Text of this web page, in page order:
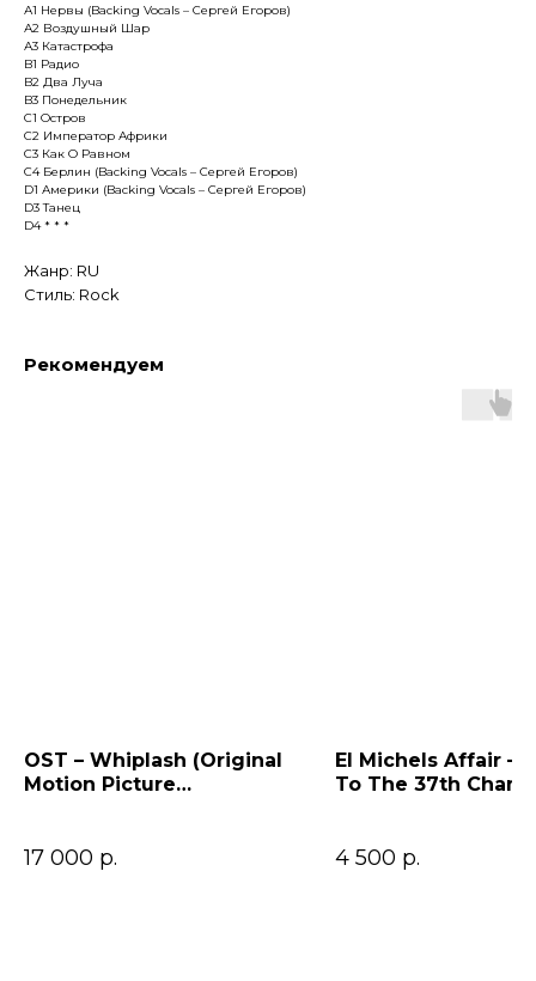
А1 Нервы (Backing Vocals – Сергей Егоров)
А2 Воздушный Шар
А3 Катастрофа
B1 Радио
B2 Два Луча
B3 Понедельник
C1 Остров
C2 Император Африки
C3 Как О Равном
C4 Берлин (Backing Vocals – Сергей Егоров)
D1 Америки (Backing Vocals – Сергей Егоров)
D3 Танец
D4 * * *
Жанр: RU
Стиль: Rock
Рекомендуем
OST – Whiplash (Original
Motion Picture
17 000 р.
El Michels Affair –
To The 37th
4 500 р.